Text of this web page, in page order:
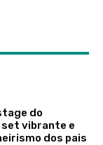
do
set vibrante e
dos pais